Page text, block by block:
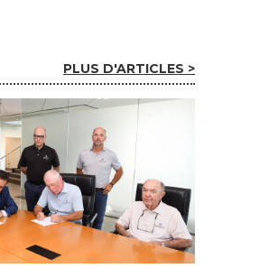
PLUS D'ARTICLES >